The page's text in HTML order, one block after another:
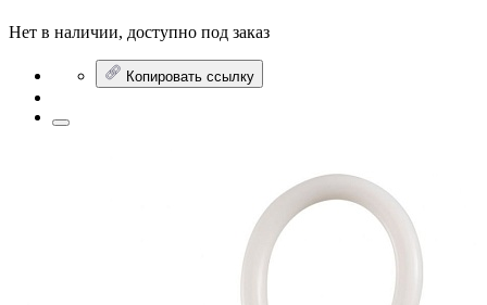
Нет в наличии, доступно под заказ
Копировать ссылку